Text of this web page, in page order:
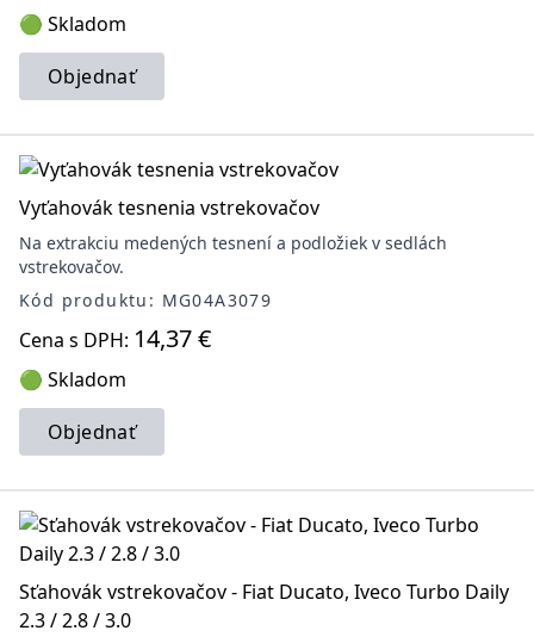
🟢 Skladom
Objednať
Vyťahovák tesnenia vstrekovačov
Na extrakciu medených tesnení a podložiek v sedlách
vstrekovačov.
Kód produktu: MG04A3079
Cena s DPH: 14,37 €
🟢 Skladom
Objednať
Sťahovák vstrekovačov - Fiat Ducato, Iveco Turbo Daily
2.3 / 2.8 / 3.0